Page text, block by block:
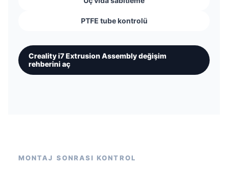
PTFE tube kontrolü
Creality i7 Extrusion Assembly değişim
rehberini aç
MONTAJ SONRASI KONTROL